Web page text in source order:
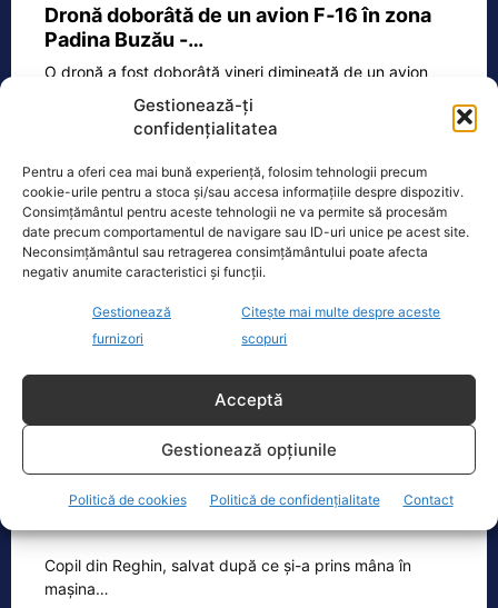
Gestionează-ți
confidențialitatea
Pentru a oferi cea mai bună experiență, folosim tehnologii precum
cookie-urile pentru a stoca și/sau accesa informațiile despre dispozitiv.
Consimțământul pentru aceste tehnologii ne va permite să procesăm
date precum comportamentul de navigare sau ID-uri unice pe acest site.
Neconsimțământul sau retragerea consimțământului poate afecta
negativ anumite caracteristici și funcții.
Gestionează
furnizori
Citește mai multe despre aceste
scopuri
Acceptă
Gestionează opțiunile
Politică de cookies Politică de confidențialitate Contact
Dronă doborâtă de un avion F‑16 în zona
Padina Buzău -…
O dronă a fost doborâtă vineri dimineață de un avion
F‑16 al Forțelor Aeriene Române, în zona Padina, în
Ecopolitic
Cristoiu: Cu Bolojan am ajuns să retrăim
vremurile comunismului; probabil, în…
Invitat la Marius Tucă Show, Ion
Cristoiu susține că măsurile anunțate
Oficiul de Știri
Copil din Reghin, salvat după ce și-a prins mâna în
mașina…